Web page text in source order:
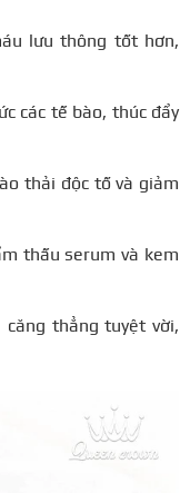
lưu thông tốt hơn,
các tế bào, thúc đẩy
thải độc tố và giảm
thấu serum và kem
thẳng tuyệt vời,